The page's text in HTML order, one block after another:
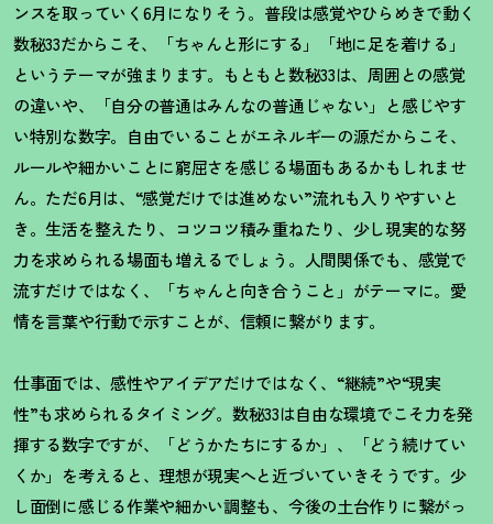
ンスを取っていく6月になりそう。普段は感覚やひらめきで動く
数秘33だからこそ、「ちゃんと形にする」「地に足を着ける」
というテーマが強まります。もともと数秘33は、周囲との感覚
の違いや、「自分の普通はみんなの普通じゃない」と感じやす
い特別な数字。自由でいることがエネルギーの源だからこそ、
ルールや細かいことに窮屈さを感じる場面もあるかもしれませ
ん。ただ6月は、“感覚だけでは進めない”流れも入りやすいと
き。生活を整えたり、コツコツ積み重ねたり、少し現実的な努
力を求められる場面も増えるでしょう。人間関係でも、感覚で
流すだけではなく、「ちゃんと向き合うこと」がテーマに。愛
情を言葉や行動で示すことが、信頼に繋がります。
仕事面では、感性やアイデアだけではなく、 “継続”や“現実
性”も求められるタイミング。数秘33は自由な環境でこそ力を発
揮する数字ですが、「どうかたちにするか」、「どう続けてい
くか」を考えると、理想が現実へと近づいていきそうです。少
し面倒に感じる作業や細かい調整も、今後の土台作りに繋がっ